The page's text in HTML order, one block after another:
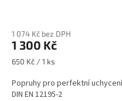
1 074 Kč bez DPH
1 300 Kč
Měrná
650 Kč / 1 ks
Popruhy pro perfektní
DIN EN 12195-2